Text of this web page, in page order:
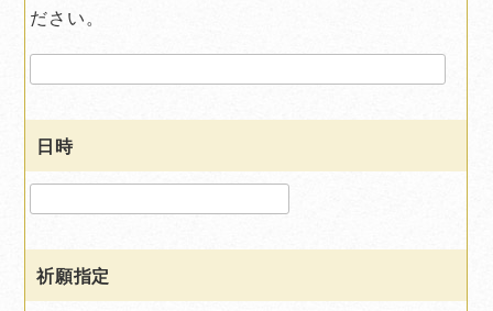
ださい。
日時
祈願指定